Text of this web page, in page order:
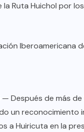
Ruta Huichol por
Iberoamericana
Después de más
un
a Huiricuta en la